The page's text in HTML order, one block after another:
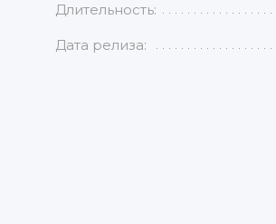
Длительность:
Дата релиза: